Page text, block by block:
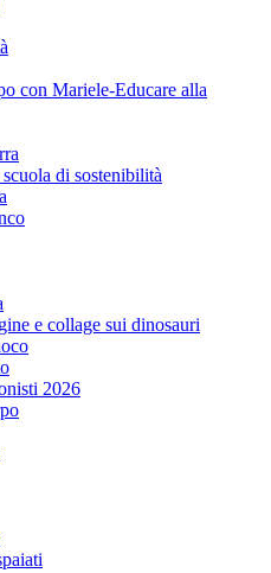
con Mariele-Educare alla
di sostenibilità
e collage sui dinosauri
2026